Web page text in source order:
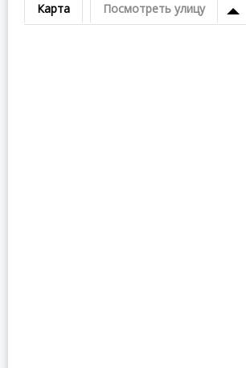
Карта Посмотреть улицу